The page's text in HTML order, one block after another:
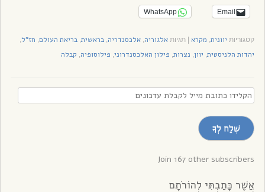
Email
WhatsApp
קטגוריות יוונית, מקרא |תגיותאלגוריה,אלכסנדריה,בראשית,בריאת העולם, חז"ל,
יהדות הלניסטית, יוון, נצרות, פילון האלכסנדרוני, פילוסופיה, קבלה
הקלידו
כתובת
מייל
לקבלת
עדכונים
שְׁלַח לְךָ
Join 167 other subscribers
אֲשֶׁר כָּתַבְתִּי לְהוֹרֹתָם